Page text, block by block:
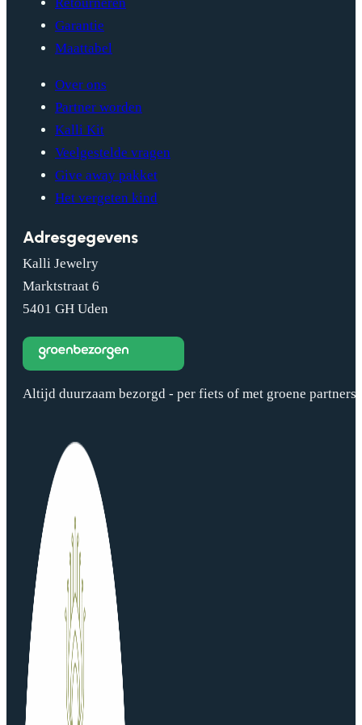
Retourneren
Garantie
Maattabel
Over ons
Partner worden
Kalli Kit
Veelgestelde vragen
Give away pakket
Het vergeten kind
Adresgegevens
Kalli Jewelry
Marktstraat 6
5401 GH Uden
Altijd duurzaam bezorgd - per fiets of met groene partners